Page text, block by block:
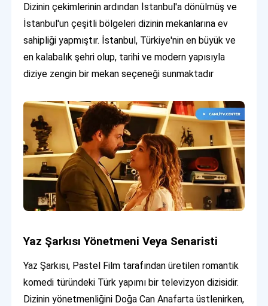
Dizinin çekimlerinin ardından İstanbul'a dönülmüş ve
İstanbul'un çeşitli bölgeleri dizinin mekanlarına ev
sahipliği yapmıştır. İstanbul, Türkiye'nin en büyük ve
en kalabalık şehri olup, tarihi ve modern yapısıyla
diziye zengin bir mekan seçeneği sunmaktadır
Yaz Şarkısı Yönetmeni Veya Senaristi
Yaz Şarkısı, Pastel Film tarafından üretilen romantik
komedi türündeki Türk yapımı bir televizyon dizisidir.
Dizinin yönetmenliğini Doğa Can Anafarta üstlenirken,